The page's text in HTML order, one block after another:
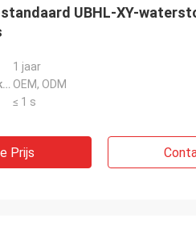
standaard UBHL-XY-
1 jaar
Op maat gemaakte ondersteuning: OEM, ODM
≤ 1 s
Prijs